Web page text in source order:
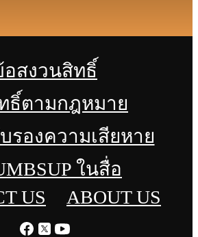
อสงวนสิทธิ์
ธิ์ตามกฎหมาย
รองความเสียหาย
ในสื่อ
US
ABOUT US